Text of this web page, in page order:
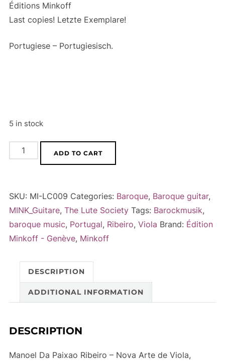
Éditions Minkoff
Last copies! Letzte Exemplare!
Portugiese – Portugiesisch.
5 in stock
Manoel
Da
Viola,
Coimbra
quantity
ADD TO CART
e
e
:
SKU: MI-LC009 Categories: Baroque, Baroque guitar,
MINK_Guitare, The Lute Society Tags: Barockmusik,
baroque music, Portugal, Ribeiro, Viola Brand: Édition
Minkoff - Genève, Minkoff
DESCRIPTION
ADDITIONAL INFORMATION
DESCRIPTION
Manoel Da Paixao Ribeiro – Nova Arte de Viola,